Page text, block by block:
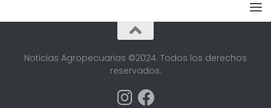
Noticias Agropecuarias ©2024. Todos los derechos
reservados.